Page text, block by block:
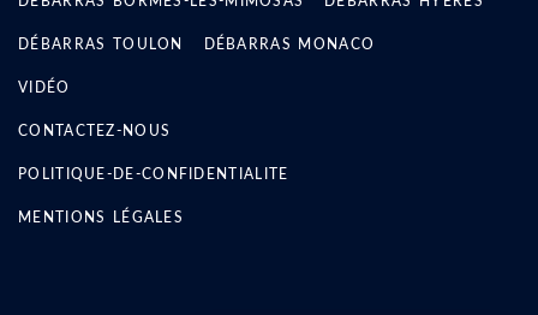
DÉBARRAS TOULON DÉBARRAS MONACO
VIDÉO
CONTACTEZ-NOUS
POLITIQUE-DE-CONFIDENTIALITE
MENTIONS LÉGALES